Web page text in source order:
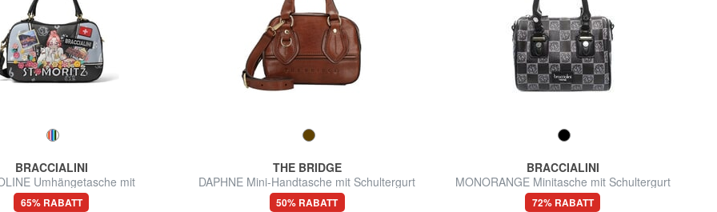
BRACCIALINI
Umhängetasche mit
Schultergurt
65% RABATT
THE BRIDGE
DAPHNE Mini-Handtasche mit Schultergurt
50% RABATT
BRACCIALINI
MONORANGE Minitasche mit Schultergurt
72% RABATT